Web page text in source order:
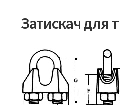
Затискач для